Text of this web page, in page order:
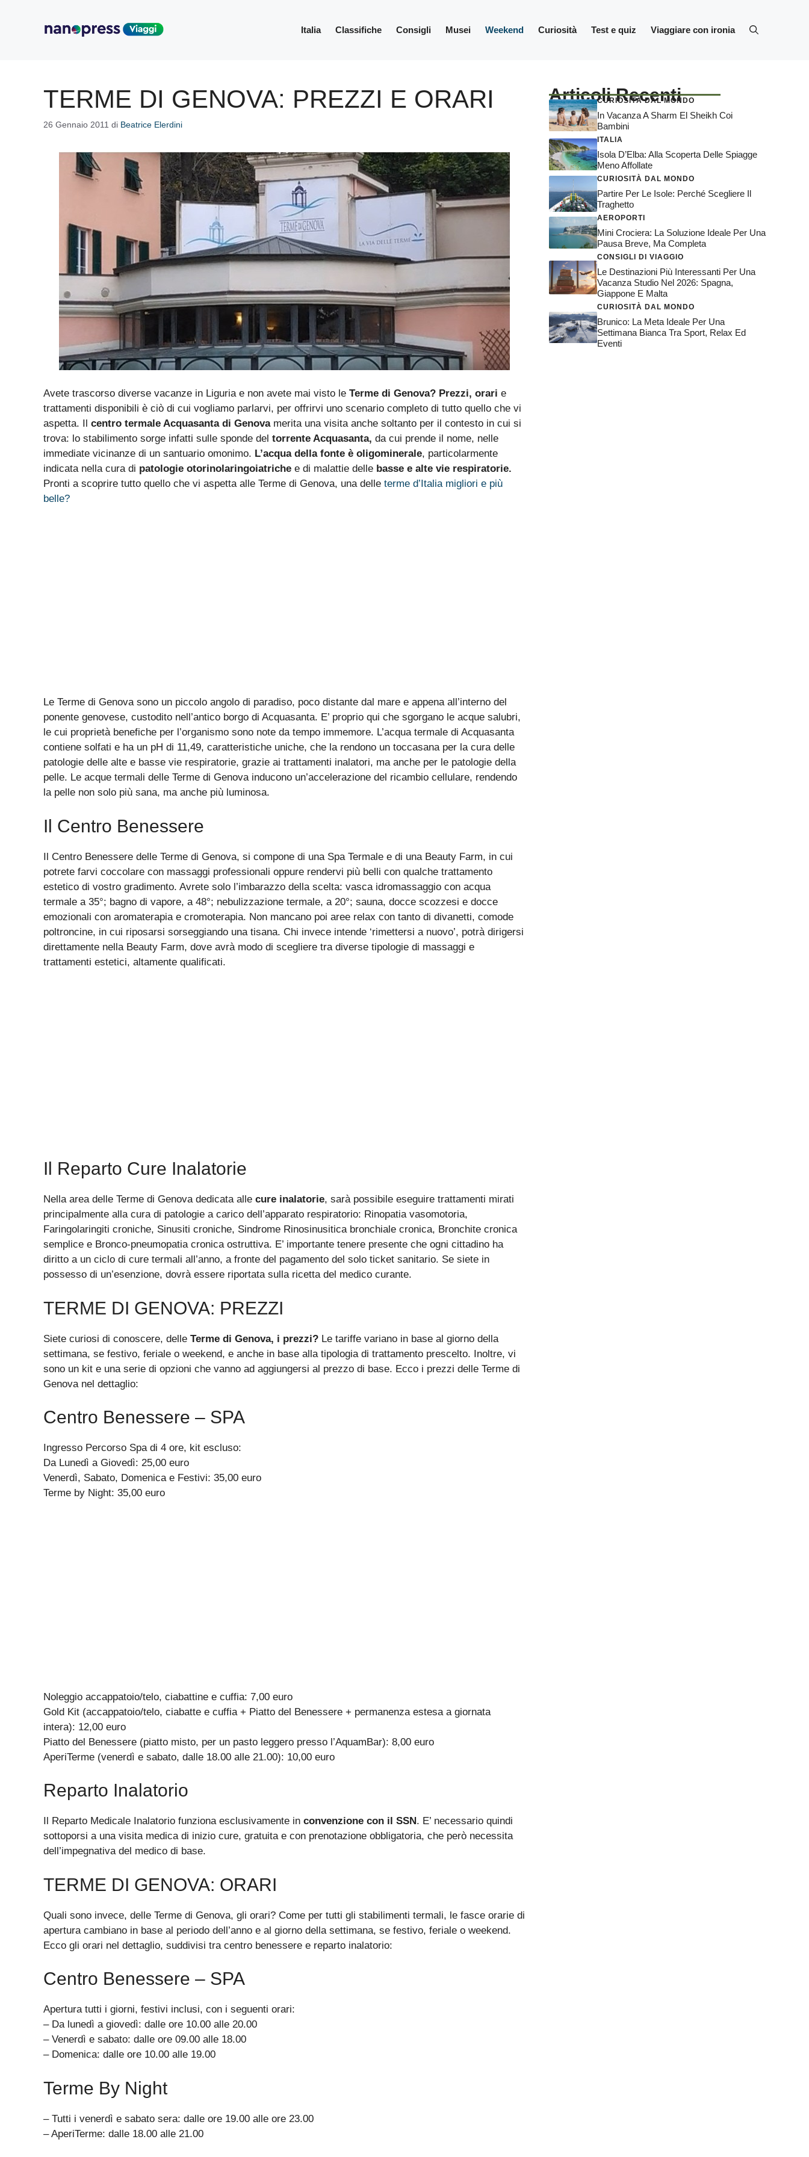
Italia Classifiche Consigli Musei Weekend Curiosità Test e quiz Viaggiare con ironia
TERME DI GENOVA: PREZZI E ORARI
26 Gennaio 2011 di Beatrice Elerdini
Avete trascorso diverse vacanze in Liguria e non avete mai visto le Terme di Genova? Prezzi, orari e
trattamenti disponibili è ciò di cui vogliamo parlarvi, per offrirvi uno scenario completo di tutto quello che vi
aspetta. Il centro termale Acquasanta di Genovamerita una visita anche soltanto per il contesto in cui si
trova: lo stabilimento sorge infatti sulle sponde del torrente Acquasanta, da cui prende il nome, nelle
immediate vicinanze di un santuario omonimo. L’acqua della fonte è oligominerale, particolarmente
indicata nella cura di patologie otorinolaringoiatriche e di malattie delle basse e alte vie respiratorie.
Pronti a scoprire tutto quello che vi aspetta alle Terme di Genova, una delle terme d’Italia migliori e più
belle?
Le Terme di Genova sono un piccolo angolo di paradiso, poco distante dal mare e appena all’interno del
ponente genovese, custodito nell’antico borgo di Acquasanta. E’ proprio qui che sgorgano le acque salubri,
le cui proprietà benefiche per l’organismo sono note da tempo immemore. L’acqua termale di Acquasanta
contiene solfati e ha un pH di 11,49, caratteristiche uniche, che la rendono un toccasana per la cura delle
patologie delle alte e basse vie respiratorie, grazie ai trattamenti inalatori, ma anche per le patologie della
pelle. Le acque termali delle Terme di Genova inducono un’accelerazione del ricambio cellulare, rendendo
la pelle non solo più sana, ma anche più luminosa.
Il Centro Benessere
Il Centro Benessere delle Terme di Genova, si compone di una Spa Termale e di una Beauty Farm, in cui
potrete farvi coccolare con massaggi professionali oppure rendervi più belli con qualche trattamento
estetico di vostro gradimento. Avrete solo l’imbarazzo della scelta: vasca idromassaggio con acqua
termale a 35°; bagno di vapore, a 48°; nebulizzazione termale, a 20°; sauna, docce scozzesi e docce
emozionali con aromaterapia e cromoterapia. Non mancano poi aree relax con tanto di divanetti, comode
poltroncine, in cui riposarsi sorseggiando una tisana. Chi invece intende ‘rimettersi a nuovo’, potrà dirigersi
direttamente nella Beauty Farm, dove avrà modo di scegliere tra diverse tipologie di massaggi e
trattamenti estetici, altamente qualificati.
Il Reparto Cure Inalatorie
Nella area delle Terme di Genova dedicata alle cure inalatorie, sarà possibile eseguire trattamenti mirati
principalmente alla cura di patologie a carico dell’apparato respiratorio: Rinopatia vasomotoria,
Faringolaringiti croniche, Sinusiti croniche, Sindrome Rinosinusitica bronchiale cronica, Bronchite cronica
semplice e Bronco-pneumopatia cronica ostruttiva. E’ importante tenere presente che ogni cittadino ha
diritto a un ciclo di cure termali all’anno, a fronte del pagamento del solo ticket sanitario. Se siete in
possesso di un’esenzione, dovrà essere riportata sulla ricetta del medico curante.
TERME DI GENOVA: PREZZI
Siete curiosi di conoscere, delle Terme di Genova, i prezzi? Le tariffe variano in base al giorno della
settimana, se festivo, feriale o weekend, e anche in base alla tipologia di trattamento prescelto. Inoltre, vi
sono un kit e una serie di opzioni che vanno ad aggiungersi al prezzo di base. Ecco i prezzi delle Terme di
Genova nel dettaglio:
Centro Benessere – SPA
Ingresso Percorso Spa di 4 ore, kit escluso:
Da Lunedì a Giovedì: 25,00 euro
Venerdì, Sabato, Domenica e Festivi: 35,00 euro
Terme by Night: 35,00 euro
Noleggio accappatoio/telo, ciabattine e cuffia: 7,00 euro
Gold Kit (accappatoio/telo, ciabatte e cuffia + Piatto del Benessere + permanenza estesa a giornata
intera): 12,00 euro
Piatto del Benessere (piatto misto, per un pasto leggero presso l’AquamBar): 8,00 euro
AperiTerme (venerdì e sabato, dalle 18.00 alle 21.00): 10,00 euro
Reparto Inalatorio
Il Reparto Medicale Inalatorio funziona esclusivamente in convenzione con il SSN . E’ necessario quindi
sottoporsi a una visita medica di inizio cure, gratuita e con prenotazione obbligatoria, che però necessita
dell’impegnativa del medico di base.
TERME DI GENOVA: ORARI
Quali sono invece, delle Terme di Genova, gli orari? Come per tutti gli stabilimenti termali, le fasce orarie di
apertura cambiano in base al periodo dell’anno e al giorno della settimana, se festivo, feriale o weekend.
Ecco gli orari nel dettaglio, suddivisi tra centro benessere e reparto inalatorio:
Centro Benessere – SPA
Apertura tutti i giorni, festivi inclusi, con i seguenti orari:
– Da lunedì a giovedì: dalle ore 10.00 alle 20.00
– Venerdì e sabato: dalle ore 09.00 alle 18.00
– Domenica: dalle ore 10.00 alle 19.00
Terme By Night
– Tutti i venerdì e sabato sera: dalle ore 19.00 alle ore 23.00
– AperiTerme: dalle 18.00 alle 21.00
Articoli Recenti
CURIOSITÀ DAL MONDO
In Vacanza A Sharm El Sheikh Coi
Bambini
ITALIA
Isola D’Elba: Alla Scoperta Delle Spiagge
Meno Affollate
CURIOSITÀ DAL MONDO
Partire Per Le Isole: Perché Scegliere Il
Traghetto
AEROPORTI
Mini Crociera: La Soluzione Ideale Per Una
Pausa Breve, Ma Completa
CONSIGLI DI VIAGGIO
Le Destinazioni Più Interessanti Per Una
Vacanza Studio Nel 2026: Spagna,
Giappone E Malta
CURIOSITÀ DAL MONDO
Brunico: La Meta Ideale Per Una
Settimana Bianca Tra Sport, Relax Ed
Eventi